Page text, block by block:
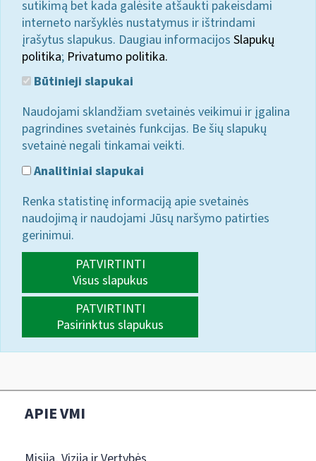
sutikimą bet kada galėsite atšaukti pakeisdami
interneto naršyklės nustatymus ir ištrindami
įrašytus slapukus. Daugiau informacijos Slapukų
politika; Privatumo politika.
Būtinieji slapukai
Naudojami sklandžiam svetainės veikimui ir įgalina
pagrindines svetainės funkcijas. Be šių slapukų
svetainė negali tinkamai veikti.
Analitiniai slapukai
Renka statistinę informaciją apie svetainės
naudojimą ir naudojami Jūsų naršymo patirties
gerinimui.
PATVIRTINTI
Visus slapukus
PATVIRTINTI
Pasirinktus slapukus
APIE VMI